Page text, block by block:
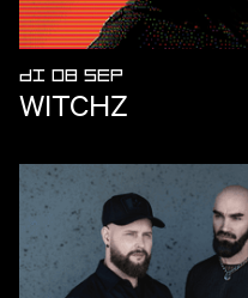
DI 08 SEP
WITCHZ